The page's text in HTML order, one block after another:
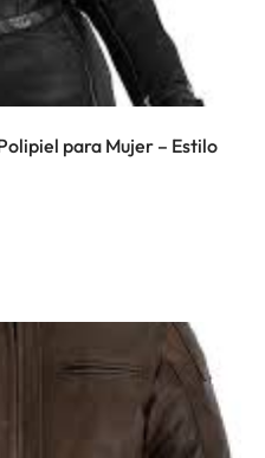
para Mujer – Estilo